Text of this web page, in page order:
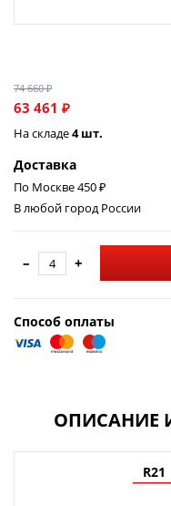
74 660 ₽
63 461 ₽
На складе4 шт.
Доставка
По Москве 450 ₽
В любой город России
– +
Способ оплаты
ОПИСАНИЕ
R21